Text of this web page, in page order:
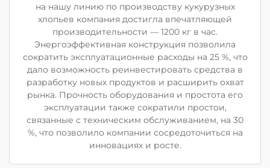
на нашу линию по производству кукурузных
хлопьев компания достигла впечатляющей
производительности — 1200 кг в час.
Энергоэффективная конструкция позволила
сократить эксплуатационные расходы на 25 %, что
дало возможность реинвестировать средства в
разработку новых продуктов и расширить охват
рынка. Прочность оборудования и простота его
эксплуатации также сократили простои,
связанные с техническим обслуживанием, на 30
%, что позволило компании сосредоточиться на
инновациях и росте.